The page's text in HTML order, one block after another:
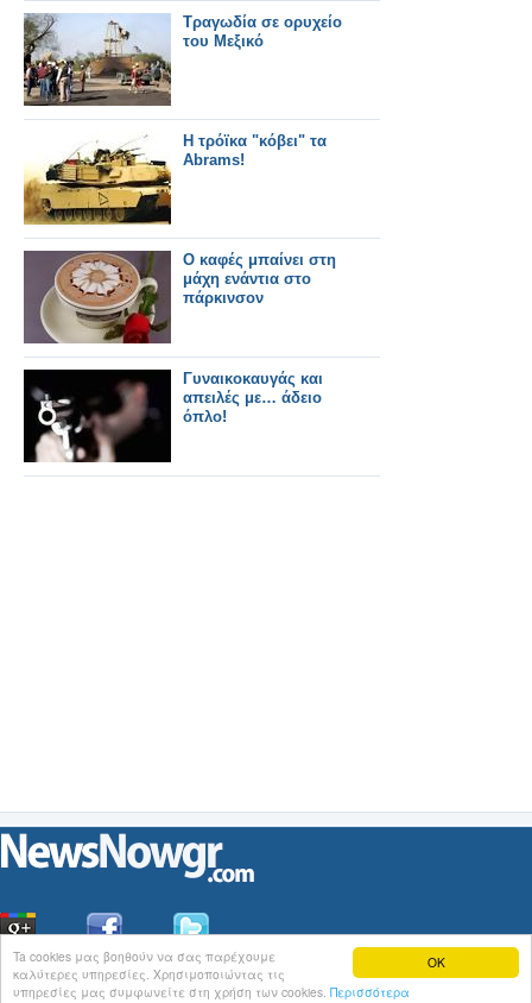
OK
Ta cookies μας βοηθούν να σας παρέχουμε
καλύτερες υπηρεσίες. Χρησιμοποιώντας τις
υπηρεσίες μας συμφωνείτε στη χρήση των cookies. Περισσότερα
Τραγωδία σε ορυχείο
του Μεξικό
Η τρόϊκα "κόβει" τα
Abrams!
Ο καφές μπαίνει στη
μάχη ενάντια στο
πάρκινσον
Γυναικοκαυγάς και
απειλές με… άδειο
όπλο!
ΟιΕιδήσεις του NewsNowgr.com στοiNews